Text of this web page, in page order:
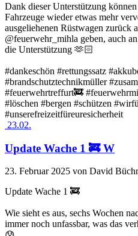
Dank dieser Unterstützung
Fahrzeuge wieder etwas mehr
ausgeliehenen Rüstwagen zurück
@feuerwehr_mihla geben, auch
die Unterstützung 🫶🏻
#dankeschön #rettungssatz
#brandschutztechnikmüller
#feuerwehrtreffurt🚒
#löschen #bergen #schützen
#unserefreizeitfüreuresicherheit
23.02.
Update Wache 1 🚒 W
23. Februar 2025 von David
Update Wache 1 🚒
Wie sieht es aus, sechs Wochen
immer noch unfassbar, was das